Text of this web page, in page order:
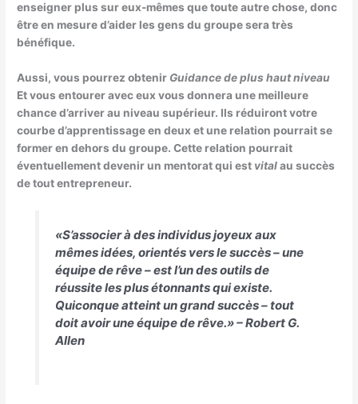
enseigner plus sur eux-mêmes que toute autre chose, donc
être en mesure d’aider les gens du groupe sera très
bénéfique.
Aussi, vous pourrez obtenir Guidance de plus haut niveau
Et vous entourer avec eux vous donnera une meilleure
chance d’arriver au niveau supérieur. Ils réduiront votre
courbe d’apprentissage en deux et une relation pourrait se
former en dehors du groupe. Cette relation pourrait
éventuellement devenir un mentorat qui est vitalau succès
de tout entrepreneur.
«S’associer à des individus joyeux aux
mêmes idées, orientés vers le succès – une
équipe de rêve – est l’un des outils de
réussite les plus étonnants qui existe.
Quiconque atteint un grand succès – tout
doit avoir une équipe de rêve.» –Robert G.
Allen